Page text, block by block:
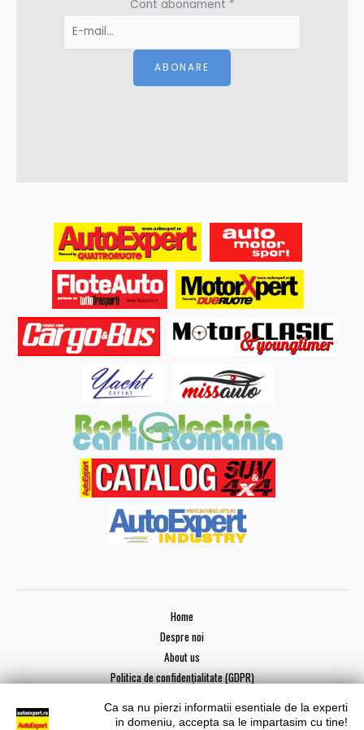
Cont abonament *
ABONARE
Home
Despre noi
About us
Politica de confidențialitate (GDPR)
Ca sa nu pierzi informatii esentiale de la experti
in domeniu, accepta sa le impartasim cu tine!